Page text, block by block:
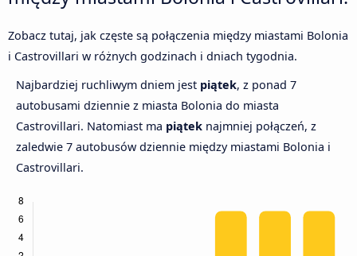
Zobacz tutaj, jak częste są połączenia między miastami Bolonia
i Castrovillari w różnych godzinach i dniach tygodnia.
Najbardziej ruchliwym dniem jest piątek, z ponad 7
autobusami dziennie z miasta Bolonia do miasta
Castrovillari. Natomiast ma piątek najmniej połączeń, z
zaledwie 7 autobusów dziennie między miastami Bolonia i
Castrovillari.